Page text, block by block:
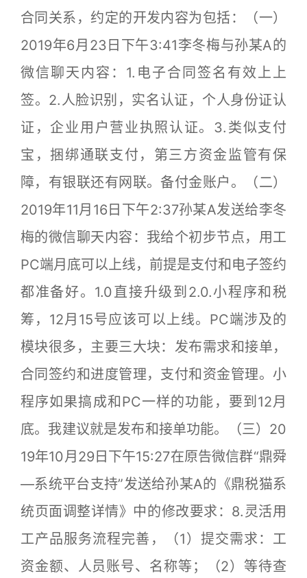
合同关系，约定的开发内容为包括：（一）
2019年6月23日下午3:41李冬梅与孙某A的
微信聊天内容：1.电子合同签名有效上上
签。2.人脸识别，实名认证，个人身份证认
证，企业用户营业执照认证。3.类似支付
宝，捆绑通联支付，第三方资金监管有保
障，有银联还有网联。备付金账户。（二）
2019年11月16日下午2:37孙某A发送给李冬
梅的微信聊天内容：我给个初步节点，用工
PC端月底可以上线，前提是支付和电子签约
都准备好。1.0直接升级到2.0.小程序和税
筹，12月15号应该可以上线。PC端涉及的
模块很多，主要三大块：发布需求和接单，
合同签约和进度管理，支付和资金管理。小
程序如果搞成和PC一样的功能，要到12月
底。我建议就是发布和接单功能。（三）20
19年10月29日下午15:27在原告微信群“鼎舜
—系统平台支持”发送给孙某A的《鼎税猫系
统页面调整详情》中的修改要求：8.灵活用
工产品服务流程完善，（1）提交需求：工
资金额、人员账号、名称等；（2）等待查